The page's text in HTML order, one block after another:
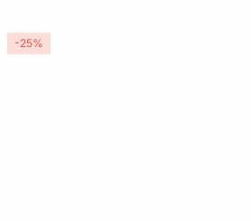
-25%